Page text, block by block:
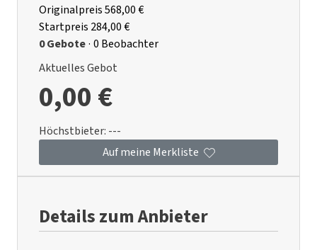
Originalpreis568,00 €
Startpreis 284,00 €
0 Gebote· 0 Beobachter
Aktuelles Gebot
0,00 €
Höchstbieter: ---
Auf meine Merkliste
Details zum Anbieter